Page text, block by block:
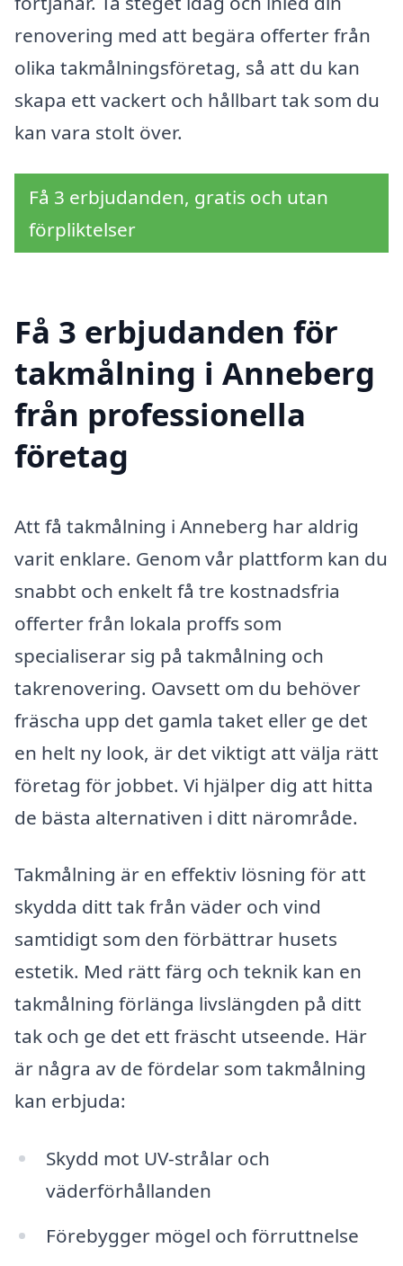
renovering med att begära offerter från
olika takmålningsföretag, så att du kan
skapa ett vackert och hållbart tak som du
kan vara stolt över.
Få 3 erbjudanden, gratis och utan
förpliktelser
Få 3 erbjudanden för
takmålning i Anneberg
från professionella
företag
Att få takmålning i Anneberg har aldrig
varit enklare. Genom vår plattform kan du
snabbt och enkelt få tre kostnadsfria
offerter från lokala proffs som
specialiserar sig på takmålning och
takrenovering. Oavsett om du behöver
fräscha upp det gamla taket eller ge det
en helt ny look, är det viktigt att välja rätt
företag för jobbet. Vi hjälper dig att hitta
de bästa alternativen i ditt närområde.
Takmålning är en effektiv lösning för att
skydda ditt tak från väder och vind
samtidigt som den förbättrar husets
estetik. Med rätt färg och teknik kan en
takmålning förlänga livslängden på ditt
tak och ge det ett fräscht utseende. Här
är några av de fördelar som takmålning
kan erbjuda:
Skydd mot UV-strålar och
väderförhållanden
Förebygger mögel och förruttnelse